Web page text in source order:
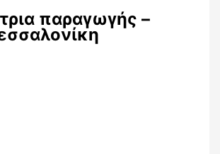
παραγωγής –